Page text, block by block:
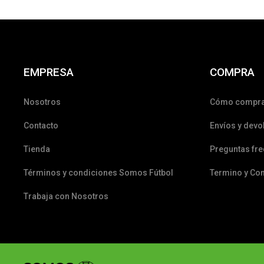
EMPRESA
Nosotros
Contacto
Tienda
Términos y condiciones Somos Fútbol
Trabaja con Nosotros
COMPRA
Cómo
Envíos y
Preguntas
Termino y